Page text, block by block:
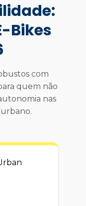
Bikes
com
quem não
nas